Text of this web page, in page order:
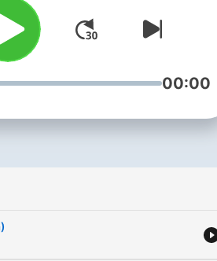
pueda reirse y sentirse
o que entienda
todo lo que sucede es un
de la vida y eso esta
a Dani Dani.
00:00